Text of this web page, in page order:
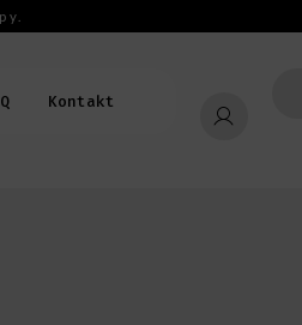
Kontakt